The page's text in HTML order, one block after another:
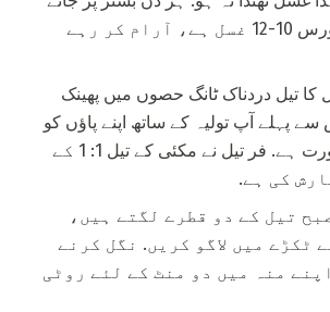
سے پہلے علاج کے کورس 10-12 غسل ہے، آرام کر رہے
تیل دردناک ٹانگ حصوں میں پھینک
سے پہلے آپ تولیہ کے ساتھ اپنے پاؤں کو
خشک کرنے کی ضرورت ہے. فر تیل نے مکئی کے تیل 1: 1 کے
کی ہے.
تیل کے دو قطرے لگتے ہیں،
ٹکڑے میں لاگو کریں. نگل کرنے
منہ میں دو منٹ کے لئے روٹی